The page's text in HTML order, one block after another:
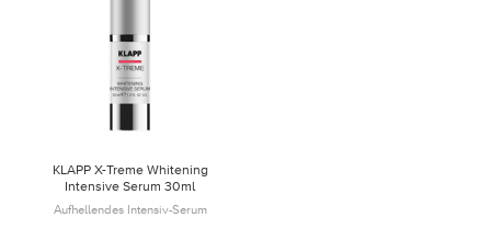
KLAPP X-Treme Whitening
Intensive Serum 30ml
Aufhellendes Intensiv-Serum